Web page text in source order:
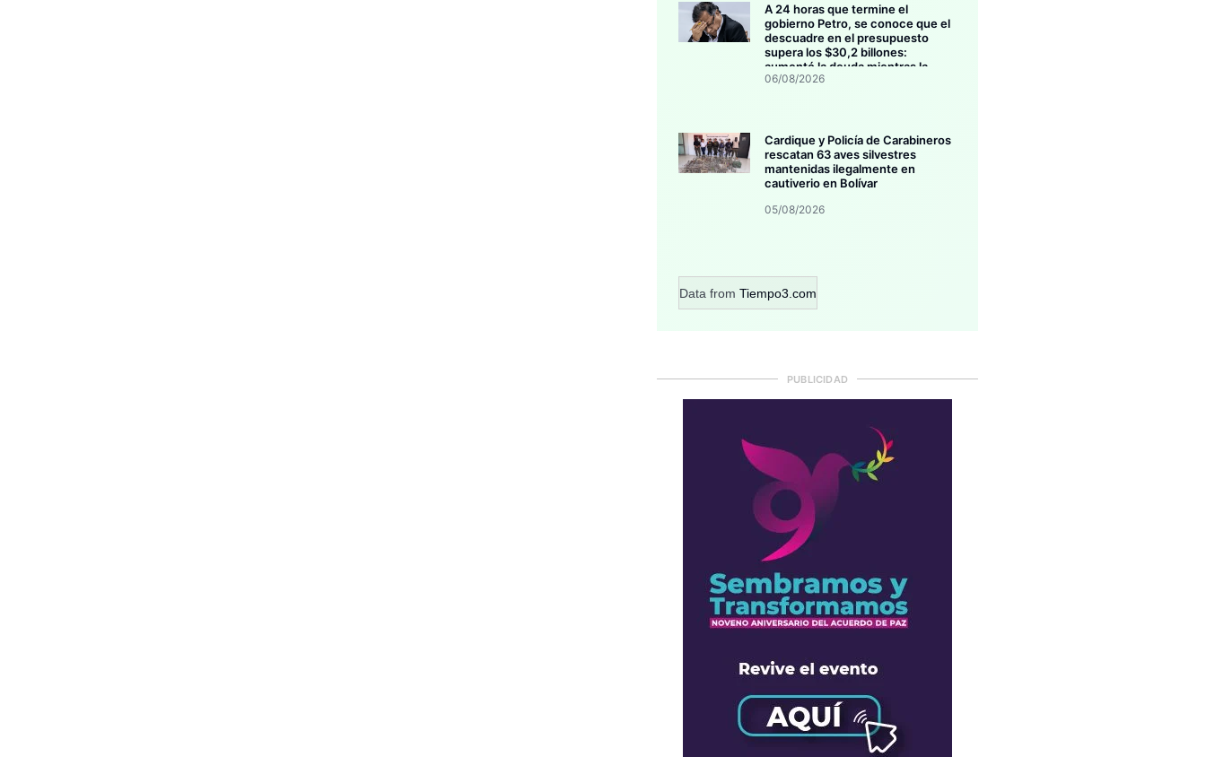
A 24 horas que termine el
gobierno Petro, se conoce que el
descuadre en el presupuesto
supera los $30,2 billones:
aumentó la deuda mientras la
inversión se estanca
06/08/2026
Cardique y Policía de Carabineros
rescatan 63 aves silvestres
mantenidas ilegalmente en
cautiverio en Bolívar
05/08/2026
Data from Tiempo3.com
PUBLICIDAD